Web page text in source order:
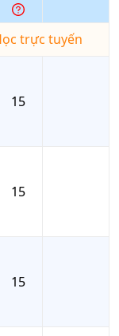
trực tuyến
15
15
15